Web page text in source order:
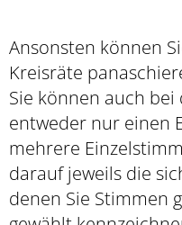
Ansonsten können
Kreisräte
Sie können auch
entweder nur einen
mehrere
darauf jeweils die
denen Sie Stimmen